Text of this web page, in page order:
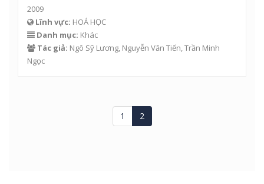
2009
Lĩnh vực: HOÁ HỌC
Danh mục: Khác
Tác giả: Ngô Sỹ Lương, Nguyễn Văn Tiến,Trần Minh
Ngọc
1 2